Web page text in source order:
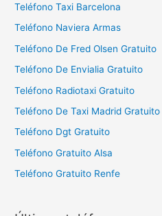
:
Teléfono Taxi Barcelona
Teléfono Naviera Armas
Teléfono De Fred Olsen Gratuito
Teléfono De Envialia Gratuito
Teléfono Radiotaxi Gratuito
Teléfono De Taxi Madrid Gratuito
Teléfono Dgt Gratuito
Teléfono Gratuito Alsa
Teléfono Gratuito Renfe